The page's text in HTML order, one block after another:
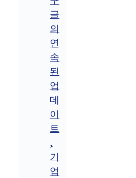
글
의
연
속
된
업
데
이
트
,
기
업